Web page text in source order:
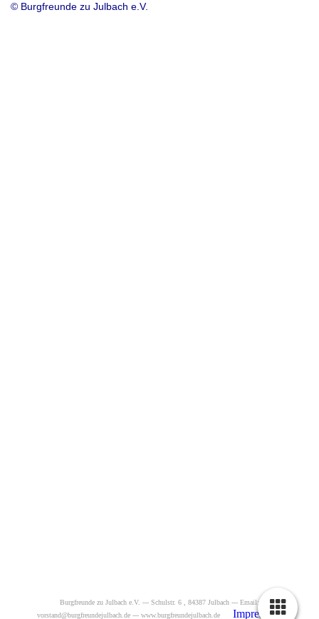
© Burgfreunde zu Julbach e.V.
Burgfreunde zu Julbach e.V. --- Schulstr. 6 , 84387 Julbach --- Email:
vorstand@burgfreundejulbach.de --- www.burgfreundejulbach.de Impressum